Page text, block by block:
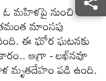
ఓ మహిళపై నుంచి
మాంసపు
ఈ ఘోర ఘటనకు
ఆగ్రా - లఖ్‌నవూ
మ‌ృతదేహం పడి ఉంది.